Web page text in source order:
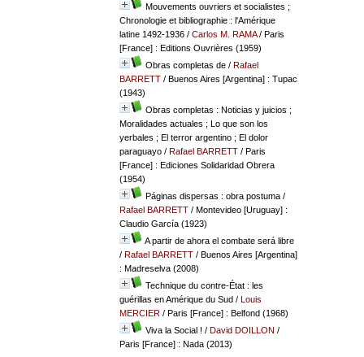
Mouvements ouvriers et socialistes ;
Chronologie et bibliographie : l'Amérique
latine 1492-1936/ Carlos M. RAMA/ Paris
[France] : Editions Ouvrières (1959)
Obras completas de/ Rafael
BARRETT/ Buenos Aires [Argentina] : Tupac
(1943)
Obras completas : Noticias y juicios ;
Moralidades actuales ; Lo que son los
yerbales ; El terror argentino ; El dolor
paraguayo/ Rafael BARRETT/ Paris
[France] : Ediciones Solidaridad Obrera
(1954)
Páginas dispersas : obra postuma/
Rafael BARRETT/ Montevideo [Uruguay] :
Claudio García (1923)
A partir de ahora el combate será libre
/ Rafael BARRETT/ Buenos Aires [Argentina]
: Madreselva (2008)
Technique du contre-État : les
guérillas en Amérique du Sud/ Louis
MERCIER/ Paris [France] : Belfond (1968)
Viva la Social ! / David DOILLON /
Paris [France] : Nada (2013)